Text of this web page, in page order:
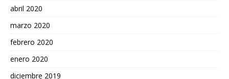
abril 2020
marzo 2020
febrero 2020
enero 2020
diciembre 2019